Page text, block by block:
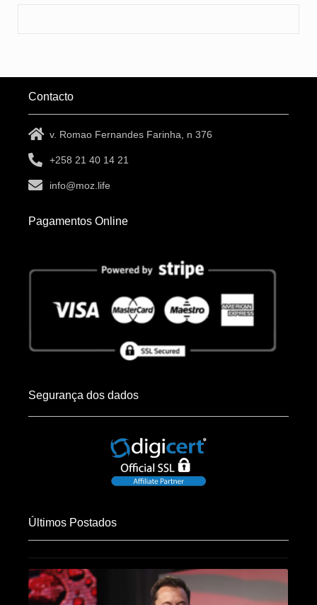
Contacto
v. Romao Fernandes Farinha, n 376
+258 21 40 14 21
info@moz.life
Pagamentos Online
Segurança dos dados
Últimos Postados